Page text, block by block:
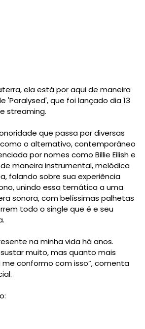
ela está por aqui de maneira
'Paralysed', que foi lançado dia 13
streaming.
que passa por diversas
o alternativo, contemporâneo
por nomes como Billie Eilish e
maneira instrumental, melódica
falando sobre sua experiência
unindo essa temática a uma
sonora, com belíssimas palhetas
todo o single que é e seu
na minha vida há anos.
muito, mas quanto mais
conformo com isso”, comenta